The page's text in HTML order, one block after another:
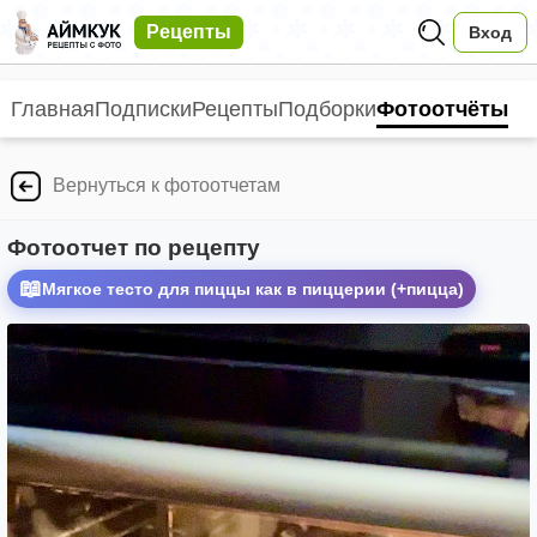
Рецепты Вход
ГлавнаяПодпискиРецептыПодборкиФотоотчёты
Вернуться к фотоотчетам
Фотоотчет по рецепту
📖Мягкое тесто для пиццы как в пиццерии (+пицца)